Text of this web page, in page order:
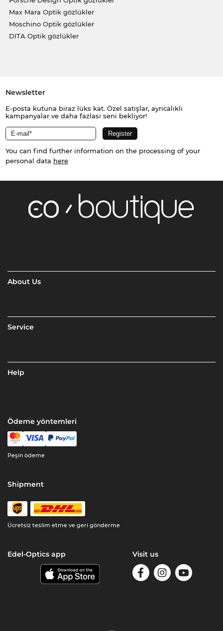
Max Mara Optik gözlükler
Moschino Optik gözlükler
DITA Optik gözlükler
Newsletter
E-posta kutuna biraz lüks kat. Özel satışlar, ayrıcalıklı
kampanyalar ve daha fazlası seni bekliyor!
You can find further information on the processing of your
personal data here
About Us
Service
Help
Ödeme yöntemleri
Peşin ödeme
Shipment
Ücretsiz teslim etme ve geri gönderme
Edel-Optics app Visit us